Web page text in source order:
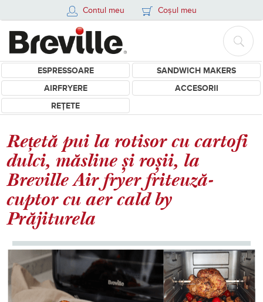
Contul meu Coșul meu
ESPRESSOARE
SANDWICH MAKERS
AIRFRYERE
ACCESORII
REȚETE
Rețetă pui la rotisor cu cartofi
dulci, măsline și roșii, la
Breville Air fryer friteuză-
cuptor cu aer cald by
Prăjiturela